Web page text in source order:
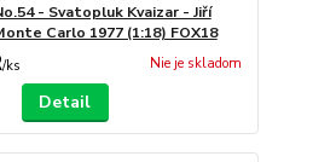
- Svatopluk Kvaizar - Jiří
Carlo 1977 (1:18) FOX18
/ks Nie je skladom
Detail